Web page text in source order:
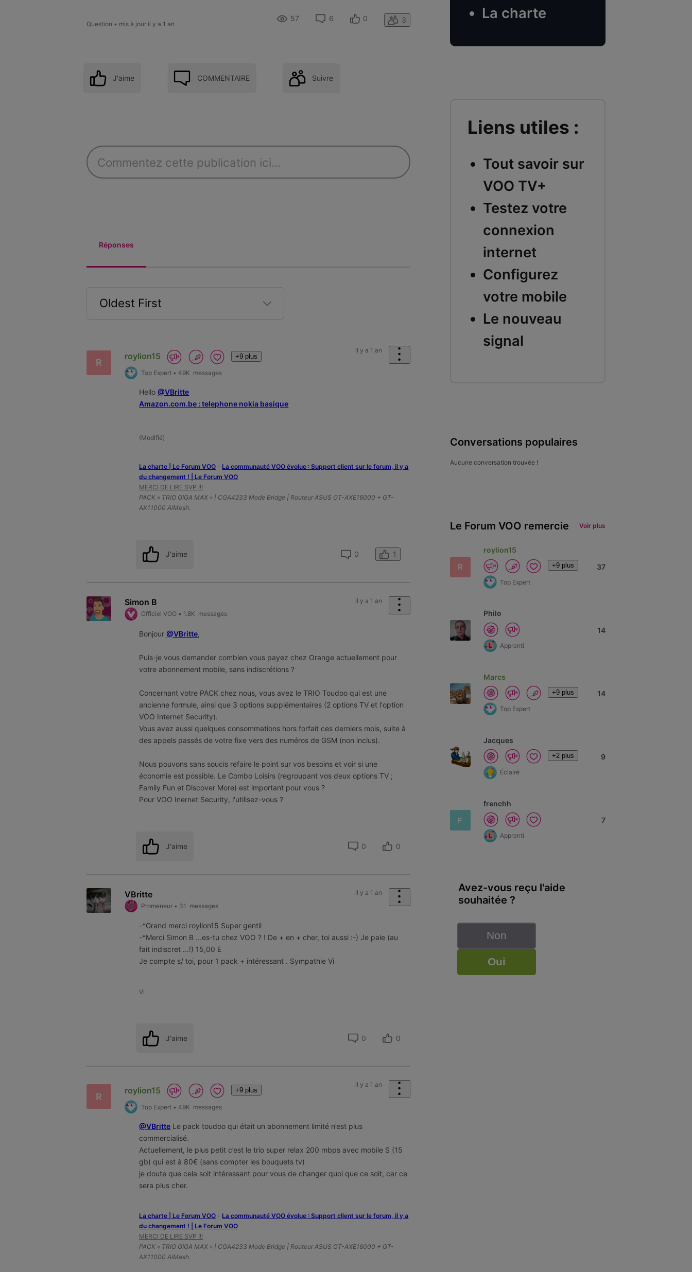
Question • mis à jour il y a 1 an
57 6 0 3
J'aime COMMENTAIRE Suivre
Réponses
Oldest First
First
R
roylion15 +9 plus
Top Expert• 49K messages
il y a 1 an
Hello@VBritte
Amazon.com.be : telephone nokia basique
(Modifié)
La charte | Le Forum VOO - ‎La communauté VOO évolue : Support client sur le forum, il y a
du changement ! | Le Forum VOO
MERCI DE LIRE SVP !!!
PACK « TRIO GIGA MAX » | CGA4233 Mode Bridge | Routeur ASUS GT-AXE16000 + GT-
AX11000 AiMesh.
J'aime 0 1
Simon B
Officiel VOO• 1.8K messages
il y a 1 an
Bonjour@VBritte,
Puis-je vous demander combien vous payez chez Orange actuellement pour
votre abonnement mobile, sans indiscrétions ?
Concernant votre PACK chez nous, vous avez le TRIO Toudoo qui est une
ancienne formule, ainsi que 3 options supplémentaires (2 options TV et l'option
VOO Internet Security).
Vous avez aussi quelques consommations hors forfait ces derniers mois, suite à
des appels passés de votre fixe vers des numéros de GSM (non inclus).
Nous pouvons sans soucis refaire le point sur vos besoins et voir si une
économie est possible. Le Combo Loisirs (regroupant vos deux options TV ;
Family Fun et Discover More) est important pour vous ?
Pour VOO Inernet Security, l'utilisez-vous ?
J'aime 0 0
VBritte
Promeneur• 31 messages
il y a 1 an
-*Grand merci roylion15 Super gentil
-*Merci Simon B ...es-tu chez VOO ? ! De + en + cher, toi aussi :-) Je paie (au
fait indiscret ...!) 15,00 E
Je compte s/ toi, pour 1 pack + intéressant . Sympathie Vi
Vi
J'aime 0 0
R
roylion15 +9 plus
Top Expert• 49K messages
il y a 1 an
@VBritte Le pack toudoo qui était un abonnement limité n’est plus
commercialisé.
Actuellement, le plus petit c’est le trio super relax 200 mbps avec mobile S (15
gb) qui est à 80€ (sans compter les bouquets tv)
je doute que cela soit intéressant pour vous de changer quoi que ce soit, car ce
sera plus cher.
La charte | Le Forum VOO - ‎La communauté VOO évolue : Support client sur le forum, il y a
du changement ! | Le Forum VOO
MERCI DE LIRE SVP !!!
PACK « TRIO GIGA MAX » | CGA4233 Mode Bridge | Routeur ASUS GT-AXE16000 + GT-
AX11000 AiMesh.
La charte
Liens utiles :
Tout savoir sur
VOO TV+
Testez votre
connexion
internet
Configurez
votre mobile
Le nouveau
signal
Conversations populaires
Aucune conversation trouvée !
Le Forum VOO remercie Voir plus
R
roylion15
+9 plus
Top Expert
37
Philo
Apprenti
14
Marcs
+9 plus
Top Expert
14
Jacques
+2 plus
Éclairé
9
F
frenchh
Apprenti
7
Avez-vous reçu l'aide
souhaitée ?
Non
Oui